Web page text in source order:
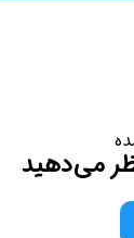
می‌دهید